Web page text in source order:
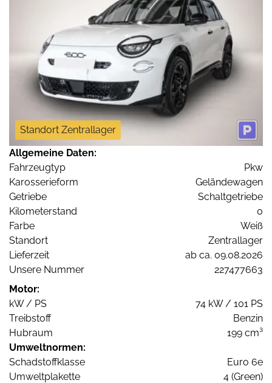
Standort Zentrallager
Allgemeine Daten:
Fahrzeugtyp
Pkw
Karosserieform
Geländewagen
Getriebe
Schaltgetriebe
Kilometerstand
0
Farbe
Weiß
Standort
Zentrallager
Lieferzeit
ab ca. 09.08.2026
Unsere Nummer
227477663
Motor:
kW / PS
74 kW / 101 PS
Treibstoff
Benzin
Hubraum
199 cm³
Umweltnormen:
Schadstoffklasse
Euro 6e
Umweltplakette
4 (Green)